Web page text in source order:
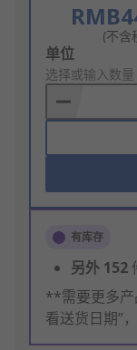
(不含
Add
to
Basket
单位
选择或输入数量
有库存
另外 152
**需要更多产
看送货日期”